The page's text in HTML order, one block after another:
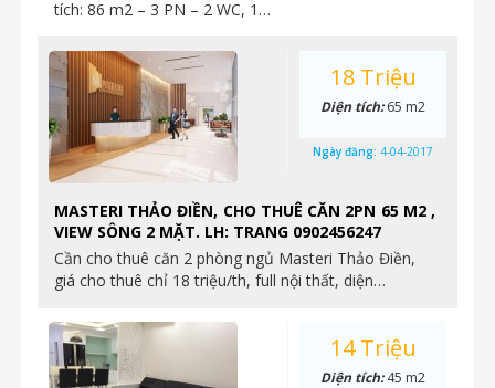
tích: 86 m2 – 3 PN – 2 WC, 1…
MASTERI THẢO ĐIỀN, CHO THUÊ CĂN 2PN 65 M2 ,
VIEW SÔNG 2 MẶT. LH: TRANG 0902456247
Cần cho thuê căn 2 phòng ngủ Masteri Thảo Điền,
giá cho thuê chỉ 18 triệu/th, full nội thất, diện…
18 Triệu
Diện tích:65 m2
Ngày đăng: 4-04-2017
14 Triệu
Diện tích:45 m2